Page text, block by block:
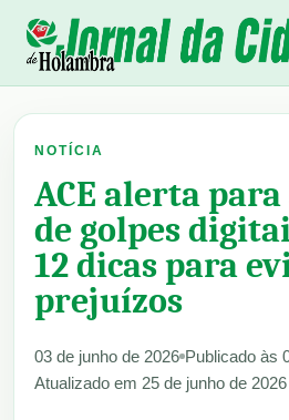
NOTÍCIA
ACE alerta
de golpes
12 dicas para
prejuízos
03 de junho de 2026 Publicado às
Atualizado em 25 de junho de